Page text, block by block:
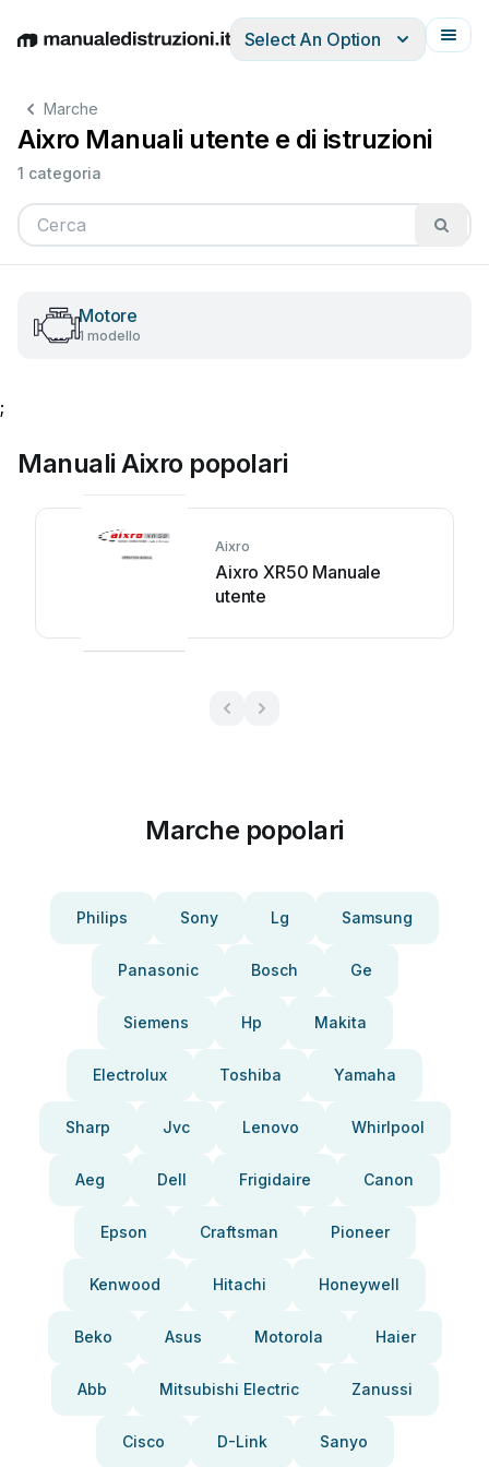
EnglishDeutschEspañolItalianoFrançais
Select An Option
Marche
Aixro Manuali utente e di istruzioni
1 categoria
Motore
1 modello
;
Manuali Aixro popolari
Aixro
Aixro XR50 Manuale
utente
Marche popolari
Philips Sony Lg Samsung
Panasonic Bosch Ge
Siemens Hp Makita
Electrolux Toshiba Yamaha
Sharp Jvc Lenovo Whirlpool
Aeg Dell Frigidaire Canon
Epson Craftsman Pioneer
Kenwood Hitachi Honeywell
Beko Asus Motorola Haier
Abb Mitsubishi Electric Zanussi
Cisco D-Link Sanyo